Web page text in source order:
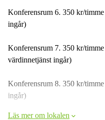
Konferensrum 6. 350 kr/
ingår)
Konferensrum 7. 350 kr/
värdinnetjänst ingår)
Konferensrum 8. 350 kr/
ingår)
Läs mer om lokalen